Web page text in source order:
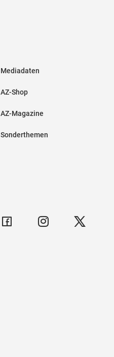
Mediadaten
AZ-Shop
AZ-Magazine
Sonderthemen